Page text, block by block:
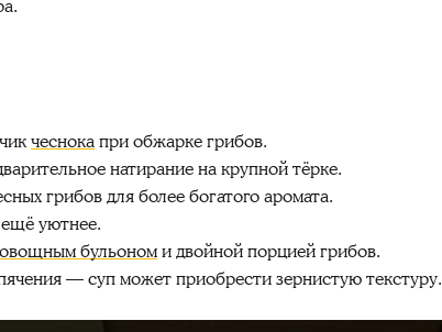
чеснокапри обжарке грибов.
натирание на крупной тёрке.
грибов для более богатого аромата.
ещё уютнее.
овощным бульономи двойной порцией грибов.
— суп может приобрести зернистую текстуру.